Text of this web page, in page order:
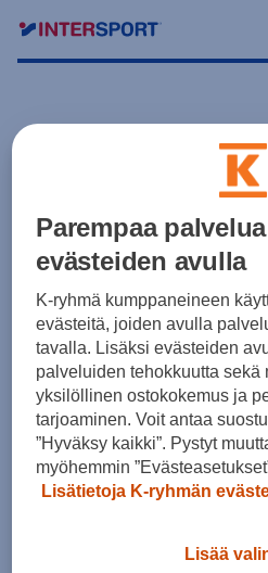
Parempaa palvelua
evästeiden avulla
K-ryhmä kumppaneineen
evästeitä, joiden avulla
tavalla. Lisäksi evästeiden
palveluiden tehokkuutta sekä
yksilöllinen ostokokemus ja
tarjoaminen. Voit antaa
”Hyväksy kaikki”. Pystyt
myöhemmin
Lisätietoja K-ryhmän
Lisää